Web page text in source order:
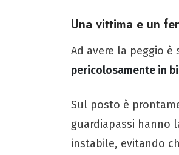
Una vittima e un
Ad avere la peggio
pericolosamente in
Sul posto è
guardiapassi hanno
instabile, evitando